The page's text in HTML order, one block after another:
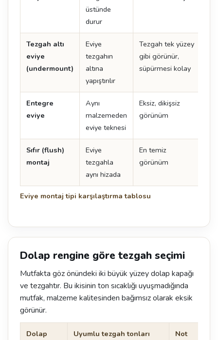
Eviye montaj tipi karşılaştırma tablosu
üstünde
durur
Tezgah altı
eviye
(undermount)
Eviye
tezgahın
altına
yapıştırılır
Tezgah tek yüzey
gibi görünür,
süpürmesi kolay
Entegre
eviye
Aynı
malzemeden
eviye teknesi
Eksiz, dikişsiz
görünüm
Sıfır (flush)
montaj
Eviye
tezgahla
aynı hizada
En temiz
görünüm
Dolap rengine göre tezgah seçimi
Mutfakta göz önündeki iki büyük yüzey dolap kapağı
ve tezgahtır. Bu ikisinin ton sıcaklığı uyuşmadığında
mutfak, malzeme kalitesinden bağımsız olarak eksik
görünür.
Dolap
Uyumlu tezgah tonları Not